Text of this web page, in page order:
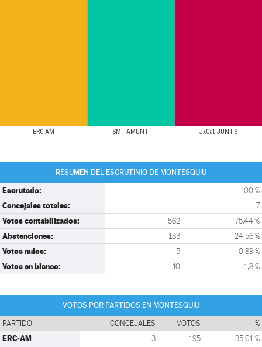
ERC-AM SM - AMUNT JxCat-JUNTS
RESUMEN DEL ESCRUTINIO DE MONTESQUIU
Escrutado: 100 %
Concejales totales: 7
Votos contabilizados: 562 75,44 %
Abstenciones: 183 24,56 %
Votos nulos: 5 0,89 %
Votos en blanco: 10 1,8 %
VOTOS POR PARTIDOS EN MONTESQUIU
PARTIDO CONCEJALES VOTOS %
ERC-AM 3 195 35,01 %